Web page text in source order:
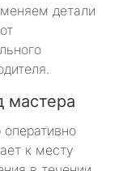
детали
мастера
к месту